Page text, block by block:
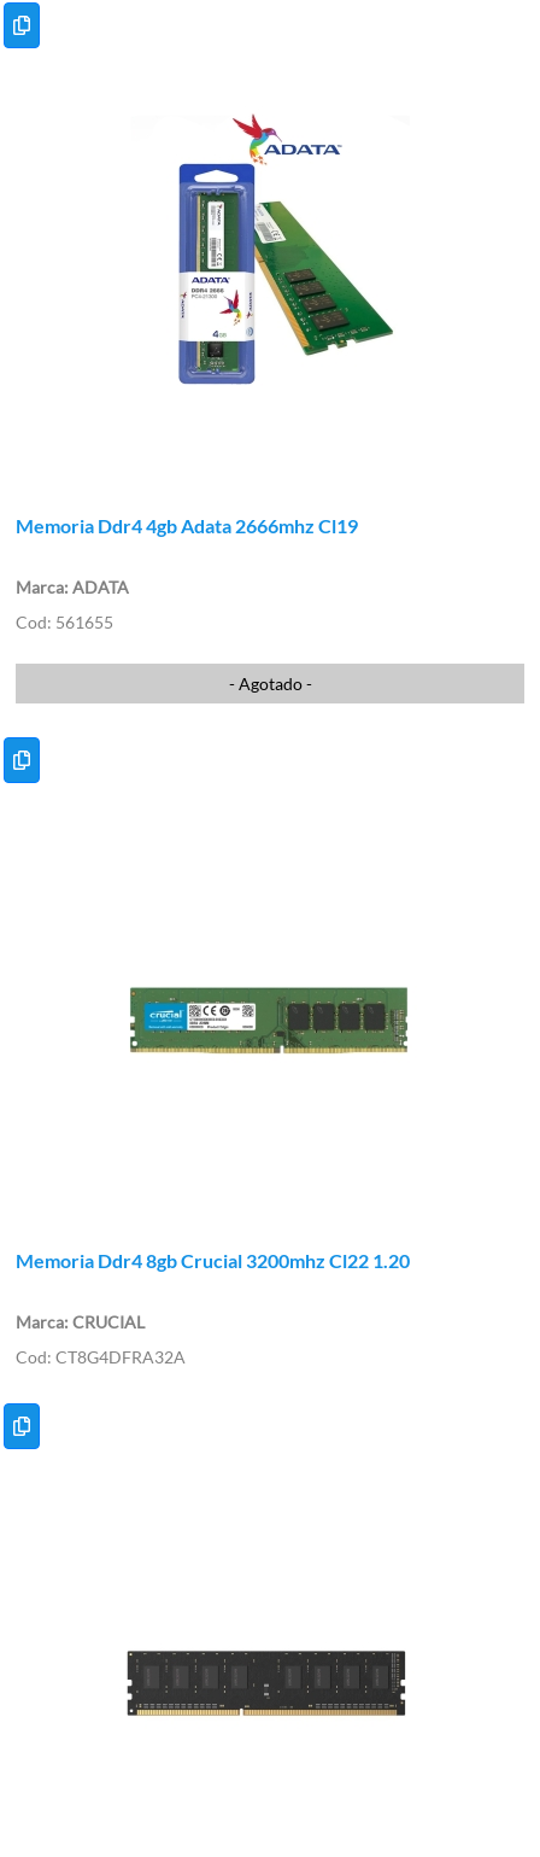
Memoria Ddr4 4gb Adata 2666mhz Cl19
ADATA
561655
- Agotado -
Memoria Ddr4 8gb Crucial 3200mhz Cl22 1.20
CRUCIAL
CT8G4DFRA32A